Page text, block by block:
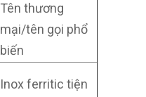
Tên thương
mại/tên gọi phổ
biến
Inox ferritic tiện